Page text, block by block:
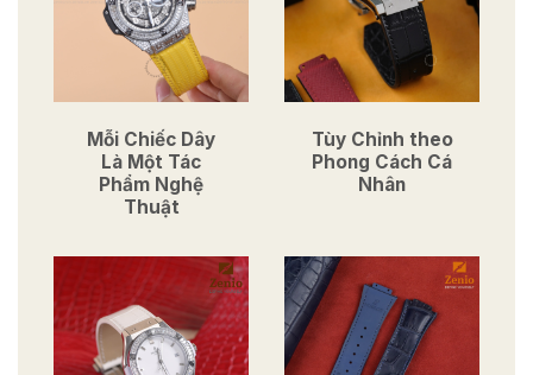
Mỗi Chiếc Dây
Là Một Tác
Phẩm Nghệ
Thuật
Tùy Chỉnh theo
Phong Cách Cá
Nhân